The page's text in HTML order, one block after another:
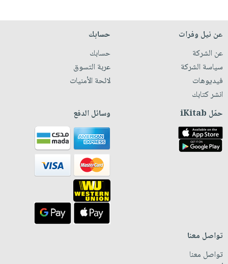
عن نيل وفرات
عن الشركة
سياسة الشركة
فيديوهات
انشر كتابك
حسابك
حسابك
عربة التسوق
لائحة الأمنيات
حمّل iKitab وسائل الدفع
تواصل معنا
تواصل معنا